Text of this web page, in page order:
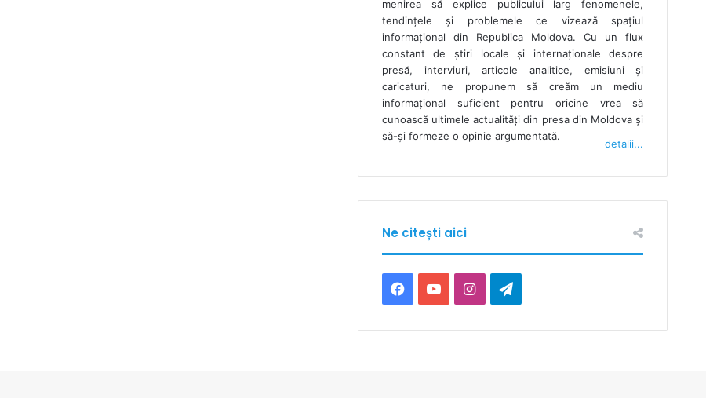
menirea să explice publicului larg fenomenele,
tendințele și problemele ce vizează spațiul
informațional din Republica Moldova. Cu un flux
constant de ştiri locale şi internaţionale despre
presă, interviuri, articole analitice, emisiuni și
caricaturi, ne propunem să creăm un mediu
informaţional suficient pentru oricine vrea să
cunoască ultimele actualităţi din presa din Moldova şi
să-şi formeze o opinie argumentată.
detalii...
Ne citești aici
F
Y
I
T